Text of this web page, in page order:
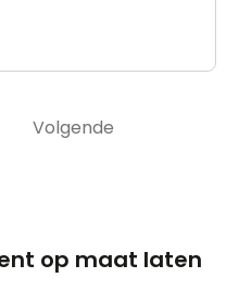
Volgende
op maat laten